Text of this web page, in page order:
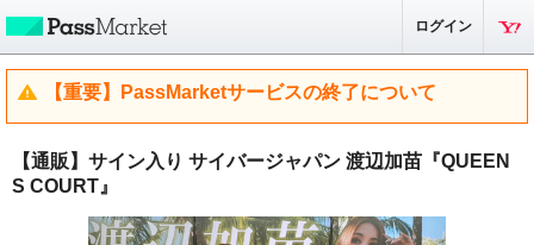
ログイン
【重要】PassMarketサービスの終了について
【通販】サイン入り サイバージャパン 渡辺加苗『QUEEN
S COURT』